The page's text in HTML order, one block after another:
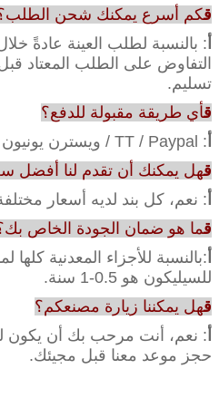
قكم أسرع يمكنك شحن
أ
التفاوض على الطلب المعتاد
تسليم.
قأي طريقة مقبولة للدفع؟
أ: TT / Paypal / ويسترن يونيون
قهل يمكنك أن تقدم لنا أفضل
أ: نعم، كل بند لديه أسعار
قما هو ضمان الجودة الخاص
أ
للسيليكون هو 0.5-1 سنة.
قهل يمكننا زيارة مصنعكم؟
أ: نعم، أنت مرحب بك أن يكون
حجز موعد معنا قبل مجيئك.